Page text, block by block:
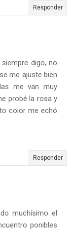
Responder
digo, no
me ajuste bien
me van muy
probé la rosa y
color me echó
Responder
muchísimo el
ponibles